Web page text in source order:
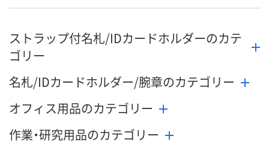
ストラップ付名札/IDカードホルダーのカテ
ゴリー
名札/IDカードホルダー/腕章のカテゴリー
オフィス用品のカテゴリー
作業・研究用品のカテゴリー